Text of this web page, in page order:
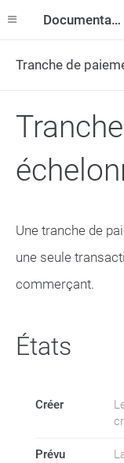
Documentation
Tranche de
Une tranche de
une seule
commerçant.
États
Créer
Prévu